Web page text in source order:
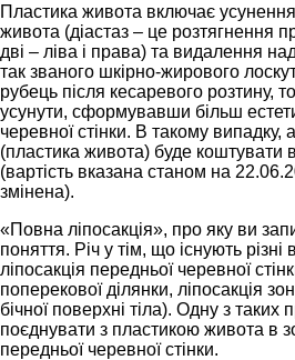
Пластика живота включає усунення
живота (діастаз – це розтягнення
дві – ліва і права) та видалення
так званого шкірно-жирового
рубець після кесаревого розтину,
усунути, сформувавши більш
черевної стінки. В такому випадку,
(пластика живота) буде коштувати
(вартість вказана станом на
змінена).
«Повна ліпосакція», про яку ви
поняття. Річ у тім, що існують
ліпосакція передньої черевної
поперекової ділянки, ліпосакція
бічної поверхні тіла). Одну з
поєднувати з пластикою живота в
передньої черевної стінки.